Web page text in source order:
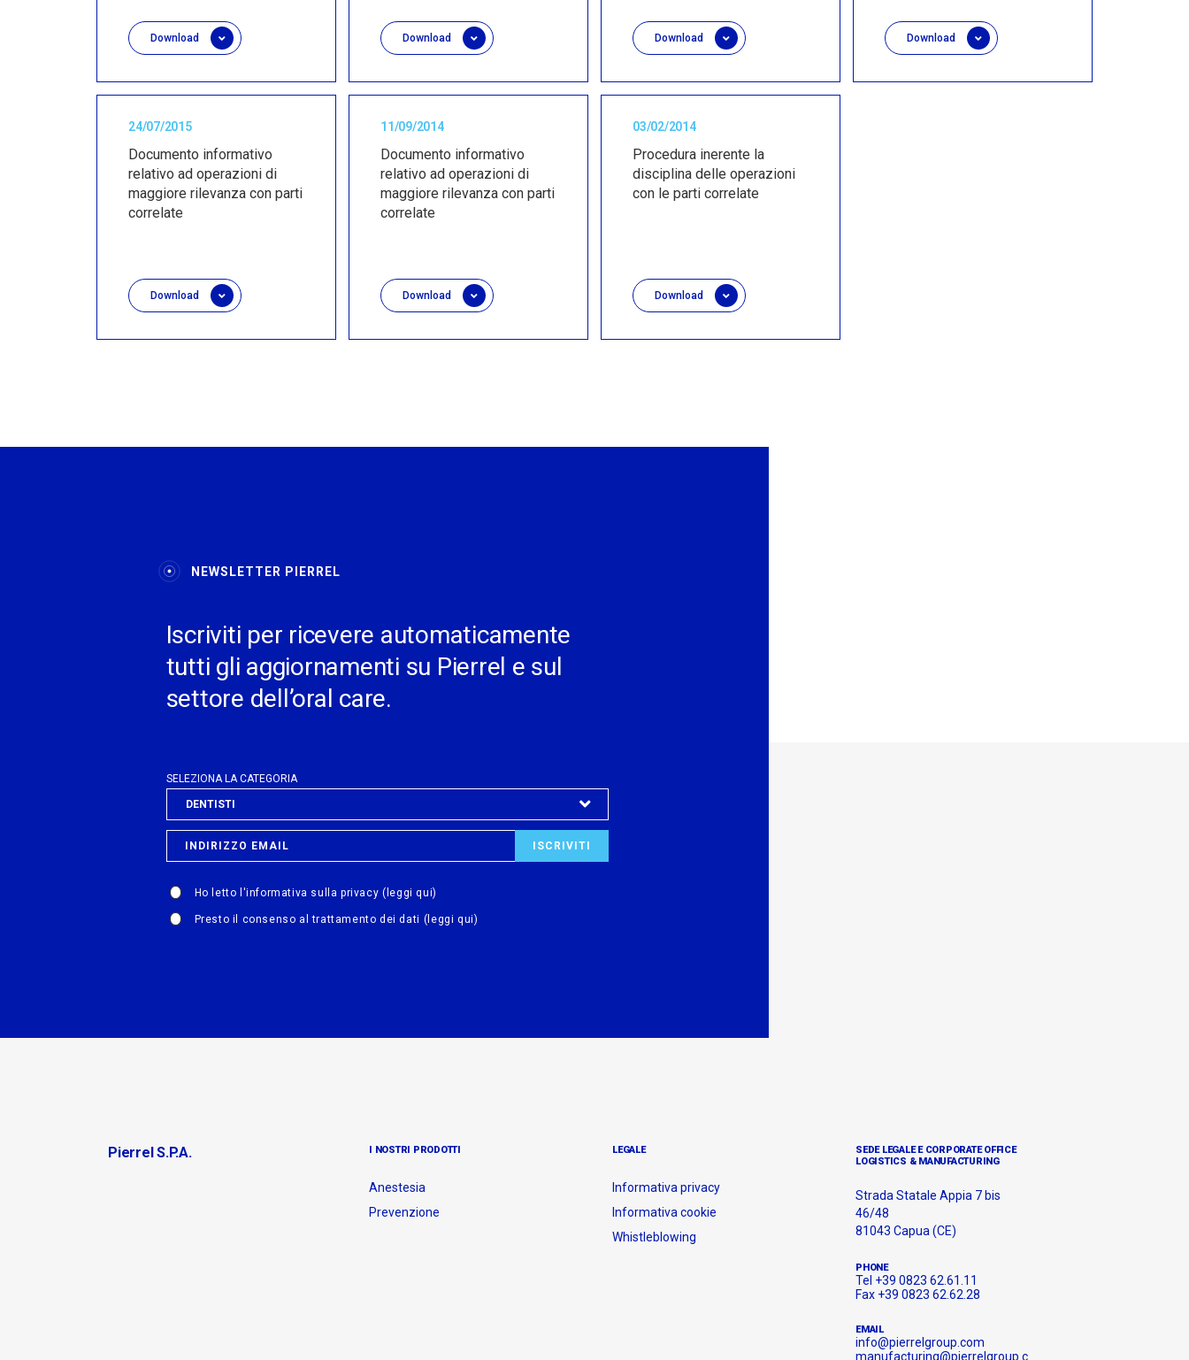
Download Download Download Download
24/07/2015
Documento informativo
relativo ad operazioni di
maggiore rilevanza con parti
correlate
Download
11/09/2014
Documento informativo
relativo ad operazioni di
maggiore rilevanza con parti
correlate
Download
03/02/2014
Procedura inerente la
disciplina delle operazioni
con le parti correlate
Download
NEWSLETTER PIERREL
Iscriviti per ricevere automaticamente
tutti gli aggiornamenti su Pierrel e sul
settore dell’oral care.
SELEZIONA LA CATEGORIA
Ho letto l'informativa sulla privacy (leggi qui)
Presto il consenso al trattamento dei dati (leggi qui)
Pierrel S.p.A. I NOSTRI PRODOTTI
Anestesia
Prevenzione
LEGALE
Informativa privacy
Informativa cookie
Whistleblowing
SEDE LEGALE E CORPORATE OFFICE
LOGISTICS & MANUFACTURING
Strada Statale Appia 7 bis
46/48
81043 Capua (CE)
PHONE
Tel +39 0823 62.61.11
Fax +39 0823 62.62.28
EMAIL
info@pierrelgroup.com
manufacturing@pierrelgroup.c